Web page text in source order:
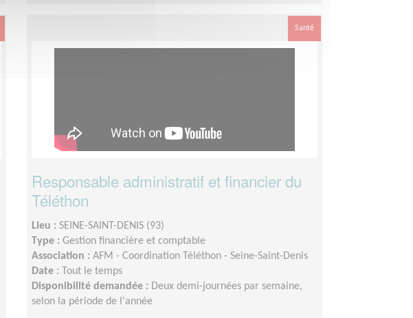
Santé
Responsable administratif et financier du
Téléthon
Lieu : SEINE-SAINT-DENIS (93)
Type : Gestion financière et comptable
Association : AFM - Coordination Téléthon - Seine-Saint-Denis
Date :
Tout le temps
Disponibilité demandée : Deux demi-journées par semaine,
selon la période de l'année